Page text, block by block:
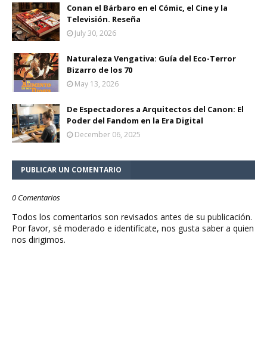
Conan el Bárbaro en el Cómic, el Cine y la
Televisión. Reseña
July 30, 2026
Naturaleza Vengativa: Guía del Eco-Terror
Bizarro de los 70
May 13, 2026
De Espectadores a Arquitectos del Canon: El
Poder del Fandom en la Era Digital
December 06, 2025
PUBLICAR UN COMENTARIO
0 Comentarios
Todos los comentarios son revisados antes de su publicación.
Por favor, sé moderado e identifícate, nos gusta saber a quien
nos dirigimos.